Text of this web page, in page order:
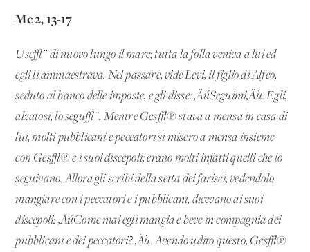
Mc 2, 13-17
Usc√¨ di nuovo lungo il mare; tutta la folla veniva a lui ed
egli li ammaestrava. Nel passare, vide Levi, il figlio di Alfeo,
seduto al banco delle imposte, e gli disse: ‚ÄúSeguimi‚Äù. Egli,
alzatosi, lo segu√¨. Mentre Ges√π stava a mensa in casa di
lui, molti pubblicani e peccatori si misero a mensa insieme
con Ges√π e i suoi discepoli; erano molti infatti quelli che lo
seguivano. Allora gli scribi della setta dei farisei, vedendolo
mangiare con i peccatori e i pubblicani, dicevano ai suoi
discepoli: ‚ÄúCome mai egli mangia e beve in compagnia dei
pubblicani e dei peccatori? ‚Äù. Avendo udito questo, Ges√π